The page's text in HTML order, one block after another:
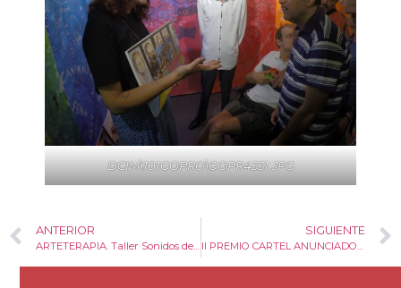
DCIM\101GOPRO\GOPR4551.JPG
ANTERIOR SIGUIENTE